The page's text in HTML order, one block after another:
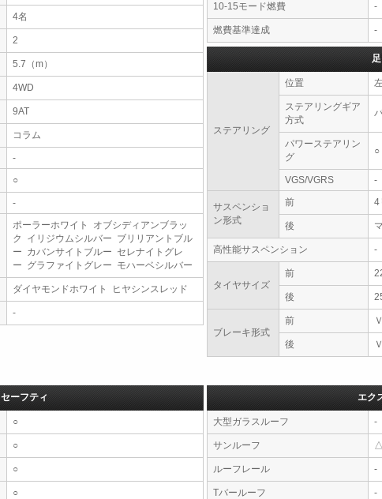
4名
2
5.7（m）
4WD
9AT
コラム
-
○
-
ポーラーホワイト オブシディアンブラッ
ク イリジウムシルバー ブリリアントブル
ー カバンサイトブルー セレナイトグレ
ー グラファイトグレー モハーベシルバー
ダイヤモンドホワイト ヒヤシンスレッド
-
10-15モード燃費 -
燃費基準達成 -
ステアリング
位置
ステアリングギア
方式
パワーステアリン
グ
○
VGS/VGRS -
サスペンショ
ン形式
前 4
後
高性能サスペンション -
タイヤサイズ
前
後
ブレーキ形式
前
後
セーフティ
○
○
○
○
エク
大型ガラスルーフ -
サンルーフ △
ルーフレール -
Tバールーフ -